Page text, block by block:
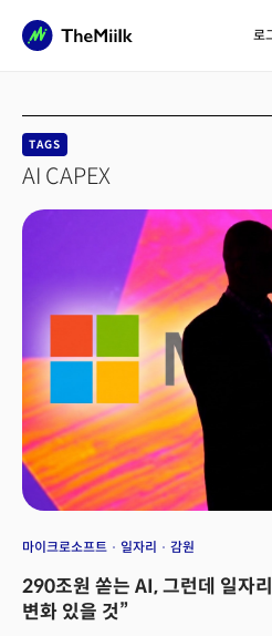
로
TAGS
AI CAPEX
마이크로소프트 일자리 감원
290조원 쏟는 AI, 그런데 일자
변화 있을 것”